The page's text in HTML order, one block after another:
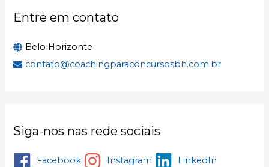
:Entre em contato
Belo Horizonte
contato@coachingparaconcursosbh.com.br
Siga-nos nas rede sociais
Facebook Instagram LinkedIn